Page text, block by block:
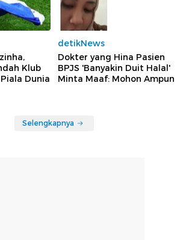
Klub
Dunia
detikNews
Dokter yang Hina Pasien
BPJS 'Banyakin Duit Halal'
Minta Maaf: Mohon Ampun
Selengkapnya